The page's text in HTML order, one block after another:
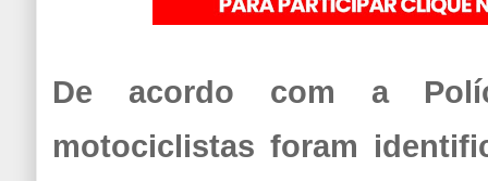
De acordo com a
motociclistas foram